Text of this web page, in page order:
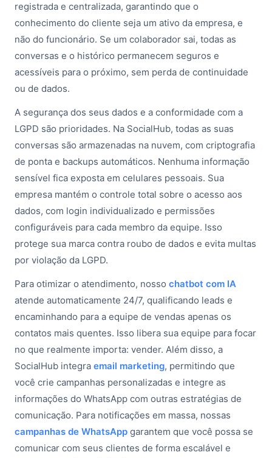
registrada e centralizada, garantindo que o
conhecimento do cliente seja um ativo da empresa, e
não do funcionário. Se um colaborador sai, todas as
conversas e o histórico permanecem seguros e
acessíveis para o próximo, sem perda de continuidade
ou de dados.
A segurança dos seus dados e a conformidade com a
LGPD são prioridades. Na SocialHub, todas as suas
conversas são armazenadas na nuvem, com criptografia
de ponta e backups automáticos. Nenhuma informação
sensível fica exposta em celulares pessoais. Sua
empresa mantém o controle total sobre o acesso aos
dados, com login individualizado e permissões
configuráveis para cada membro da equipe. Isso
protege sua marca contra roubo de dados e evita multas
por violação da LGPD.
Para otimizar o atendimento, nosso chatbot com IA
atende automaticamente 24/7, qualificando leads e
encaminhando para a equipe de vendas apenas os
contatos mais quentes. Isso libera sua equipe para focar
no que realmente importa: vender. Além disso, a
SocialHub integra email marketing, permitindo que
você crie campanhas personalizadas e integre as
informações do WhatsApp com outras estratégias de
comunicação. Para notificações em massa, nossas
campanhas de WhatsApp garantem que você possa se
comunicar com seus clientes de forma escalável e